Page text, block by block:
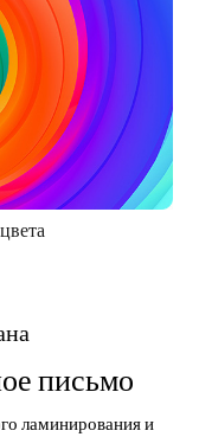
письмо
ламинирования и